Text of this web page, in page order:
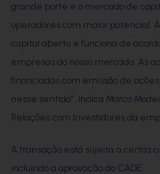
grande porte e o mercado de
operadores com maior potencial.
capital aberto e funciona de
empresas do nosso mercado. As
financiadas com emissão de
nesse sentido”, indica Marco
Relações com Investidores da
A transação está sujeita a certas
incluindo a aprovação do CADE.